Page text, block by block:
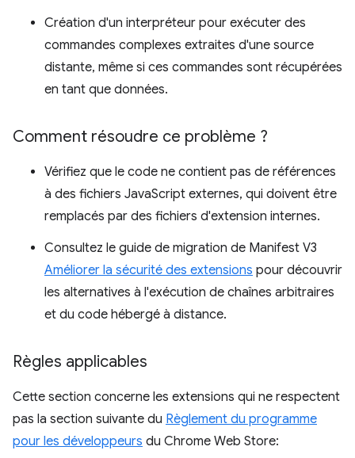
Création d'un interpréteur pour exécuter des
commandes complexes extraites d'une source
distante, même si ces commandes sont récupérées
en tant que données.
Comment résoudre ce problème ?
Vérifiez que le code ne contient pas de références
à des fichiers JavaScript externes, qui doivent être
remplacés par des fichiers d'extension internes.
Consultez le guide de migration de Manifest V3
Améliorer la sécurité des extensions pour découvrir
les alternatives à l'exécution de chaînes arbitraires
et du code hébergé à distance.
Règles applicables
Cette section concerne les extensions qui ne respectent
pas la section suivante du Règlement du programme
pour les développeurs du Chrome Web Store: